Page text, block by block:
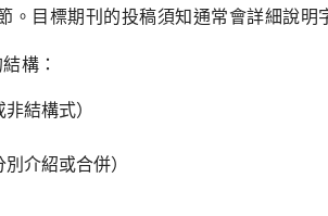
。目標期刊的投稿須知通常會詳細說明
構：
結構式）
介紹或合併）